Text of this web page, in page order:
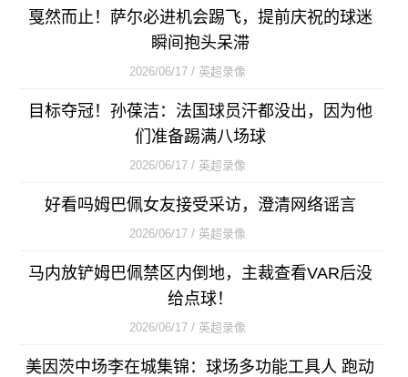
戛然而止！萨尔必进机会踢飞，提前庆祝的球迷
瞬间抱头呆滞
2026/06/17 / 英超录像
目标夺冠！孙葆洁：法国球员汗都没出，因为他
们准备踢满八场球
2026/06/17 / 英超录像
好看吗姆巴佩女友接受采访，澄清网络谣言
2026/06/17 / 英超录像
马内放铲姆巴佩禁区内倒地，主裁查看VAR后没
给点球！
2026/06/17 / 英超录像
美因茨中场李在城集锦：球场多功能工具人 跑动